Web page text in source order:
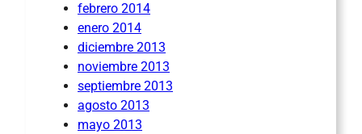
febrero 2014
enero 2014
diciembre 2013
noviembre 2013
septiembre 2013
agosto 2013
mayo 2013